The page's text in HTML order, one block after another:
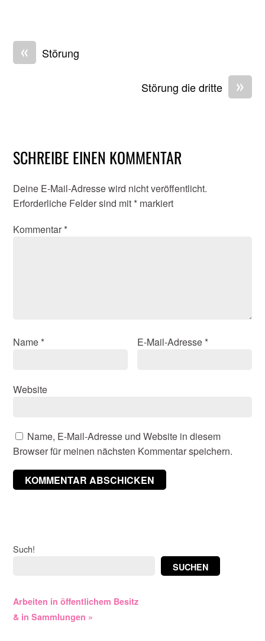
« Störung
»
Störung die dritte
SCHREIBE EINEN KOMMENTAR
Deine E-Mail-Adresse wird nicht veröffentlicht.
Erforderliche Felder sind mit * markiert
Kommentar *
Name * E-Mail-Adresse *
Website
Name, E-Mail-Adresse und Website in diesem
Browser für meinen nächsten Kommentar speichern.
Such!
SUCHEN
Arbeiten in öffentlichem Besitz
& in Sammlungen »